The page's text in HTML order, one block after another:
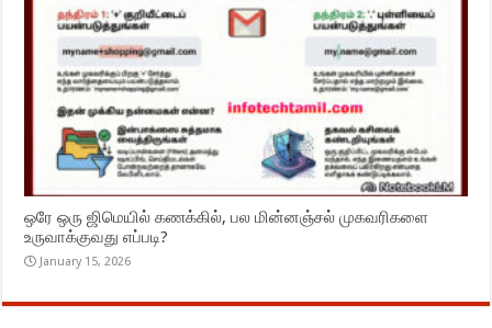
ஒரே ஒரு ஜிமெயில் கணக்கில், பல மின்னஞ்சல் முகவரிகளை
உருவாக்குவது எப்படி?
January 15, 2026